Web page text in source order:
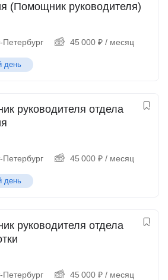
(Помощник руководителя)
Петербург 45 000 ₽ / месяц
день
руководителя отдела
Петербург 45 000 ₽ / месяц
день
руководителя отдела
Петербург 45 000 ₽ / месяц